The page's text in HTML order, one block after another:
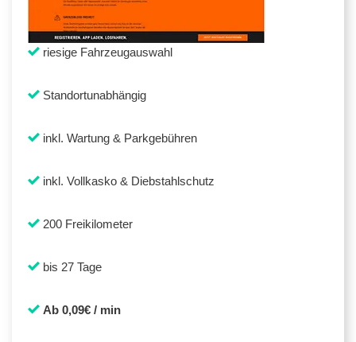
riesige Fahrzeugauswahl
Standortunabhängig
inkl. Wartung & Parkgebühren
inkl. Vollkasko & Diebstahlschutz
200 Freikilometer
bis 27 Tage
Ab 0,09€ / min